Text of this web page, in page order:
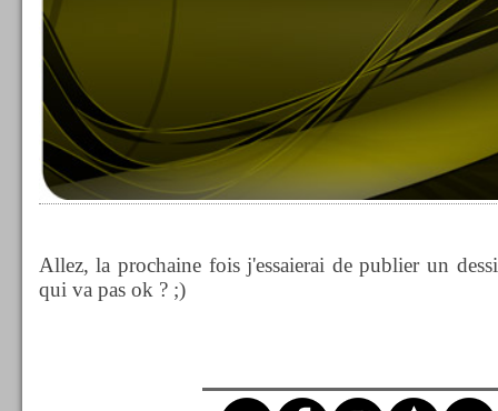
Allez, la prochaine fois j'essaierai de publier un
qui va pas ok ? ;)